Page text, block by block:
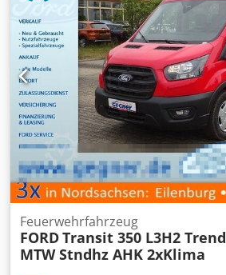
Feuerwehrfahrzeug
FORDTransit 350 L3H2 Trend
MTW Stndhz AHK 2xKlima